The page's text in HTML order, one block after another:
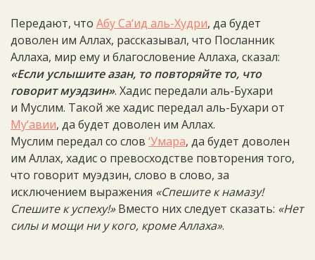
Передают, что Абу Са‘ид аль-Худри, да будет
доволен им Аллах, рассказывал, что Посланник
Аллаха, мир ему и благословение Аллаха, сказал:
«Если услышите азан, то повторяйте то, что
говорит муэдзин». Хадис передали аль-Бухари
и Муслим. Такой же хадис передал аль-Бухари от
Му‘авии, да будет доволен им Аллах.
Муслим передал со слов ‘Умара, да будет доволен
им Аллах, хадис о превосходстве повторения того,
что говорит муэдзин, слово в слово, за
исключением выражения «Спешите к намазу!
Спешите к успеху!»Вместо них следует сказать: «Нет
силы и мощи ни у кого, кроме Аллаха».